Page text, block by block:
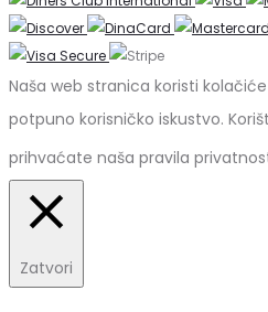
Naša web stranica koristi
potpuno korisničko iskustvo.
prihvaćate naša pravila
Zatvori